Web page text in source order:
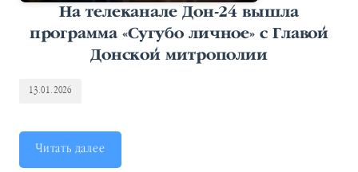
На телеканале Дон-24 вышла
программа «Сугубо личное» с Главой
Донской митрополии
13.01.2026
Читать далее